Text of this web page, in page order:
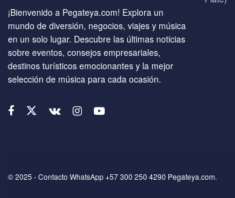
¡Bienvenido a Pegateya.com! Explora un
mundo de diversión, negocios, viajes y música
en un solo lugar. Descubre las últimas noticias
sobre eventos, consejos empresariales,
destinos turísticos emocionantes y la mejor
selección de música para cada ocasión.
© 2025 - Contacto WhatsApp +57 300 250 4290 Pegateya.com.